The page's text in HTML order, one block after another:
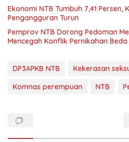
Ekonomi NTB Tumbuh 7,41 Persen,
Pengangguran Turun
Pemprov NTB Dorong Pedoman
Mencegah Konflik Pernikahan
DP3APKB NTB
Kekerasan
Komnas perempuan
NTB